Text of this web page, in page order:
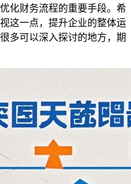
化财务流程的重要手段。希
这一点，提升企业的整体运
多可以深入探讨的地方，期